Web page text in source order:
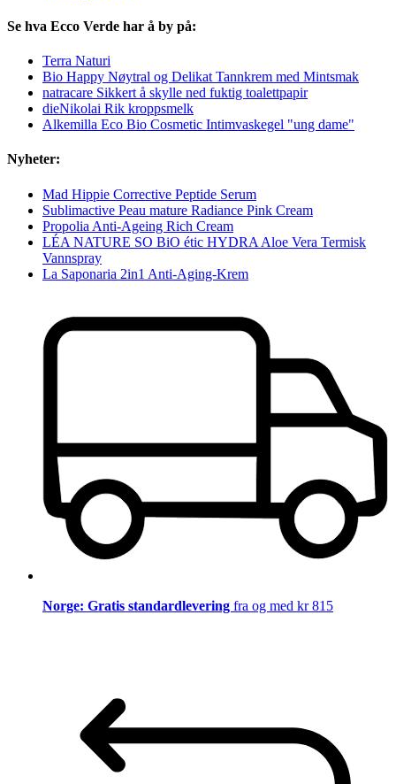
Se hva Ecco Verde har å by på:
Terra Naturi
Bio Happy Nøytral og Delikat Tannkrem med Mintsmak
natracare Sikkert å skylle ned fuktig toalettpapir
dieNikolai Rik kroppsmelk
Alkemilla Eco Bio Cosmetic Intimvaskegel "ung dame"
Nyheter:
Mad Hippie Corrective Peptide Serum
Sublimactive Peau mature Radiance Pink Cream
Propolia Anti-Ageing Rich Cream
LÉA NATURE SO BiO étic HYDRA Aloe Vera Termisk
Vannspray
La Saponaria 2in1 Anti-Aging-Krem
Norge: Gratis standardlevering fra og med kr 815